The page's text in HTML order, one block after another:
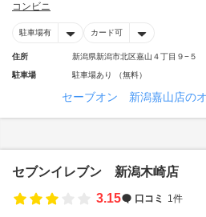
コンビニ
駐車場有 カード可
住所 新潟県新潟市北区嘉山４丁目９−５
駐車場 駐車場あり （無料）
セーブオン 新潟嘉山店の
セブンイレブン 新潟木崎店
3.15
口コミ 1件